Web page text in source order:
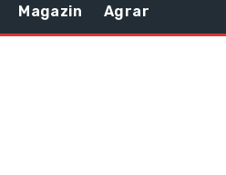
Magazin Agrar